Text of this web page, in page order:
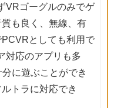
VRゴーグルのみでゲ
も良く、無線、有
としても利用で
対応のアプリも多
に遊ぶことができ
トラに対応でき